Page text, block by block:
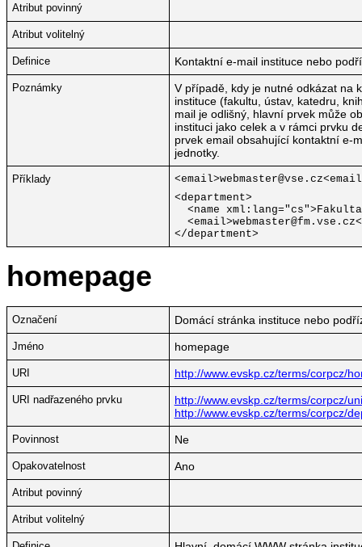
Atribut povinný
Atribut volitelný
Definice Kontaktní e-mail instituce nebo
Poznámky
V případě, kdy je nutné odkázat na
instituce (fakultu, ústav, katedru,
mail je odlišný, hlavní prvek může
instituci jako celek a v rámci prvku
prvek email obsahující kontaktní e-
jednotky.
Příklady
<department>
<name xml:lang="cs">Fakulta
</department>
homepage
Označení Domácí stránka instituce nebo
Jméno homepage
URI http://www.evskp.cz/terms/corpcz/
URI nadřazeného prvku
http://www.evskp.cz/terms/corpcz/
http://www.evskp.cz/terms/corpcz/
Povinnost Ne
Opakovatelnost Ano
Atribut povinný
Atribut volitelný